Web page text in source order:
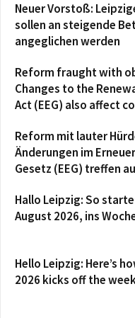
Neuer Vorstoß:
sollen an steigende
angeglichen werden
Reform fraught with
Changes to the
Act (EEG) also affect
Reform mit lauter
Änderungen im
Gesetz (EEG) treffen
Hallo Leipzig: So
August 2026, ins
Hello Leipzig: Here’s
2026 kicks off the